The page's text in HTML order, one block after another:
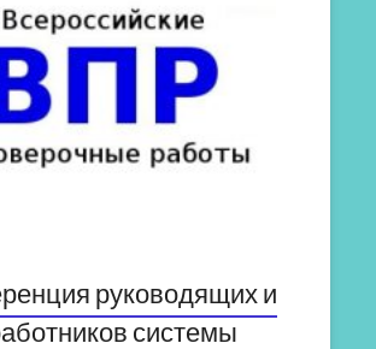
руководящих и
системы